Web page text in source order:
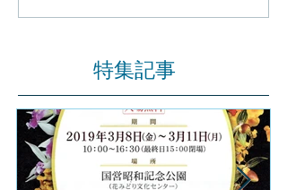
特集記事